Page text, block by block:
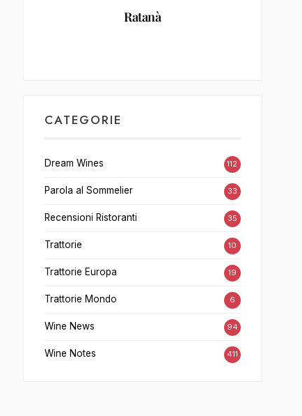
Ratanà
CATEGORIE
Dream Wines 112
Parola al Sommelier 33
Recensioni Ristoranti 35
Trattorie 10
Trattorie Europa 19
Trattorie Mondo 6
Wine News 94
Wine Notes 411